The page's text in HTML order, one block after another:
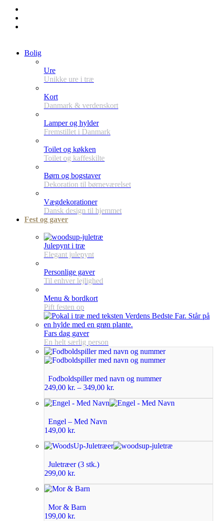
Bolig
Ure
Unikke ure i træ
Kort
Danmark & verdenskort
Lamper og hylder
Fremstillet i Danmark
Toilet og køkken
Toilet og kaffeskilte
Børn og bogstaver
Dekoration til børneværelset
Vægdekorationer
Dansk design til hjemmet
Fest og gaver
Julepynt i træ
Elegant julepynt
Personlige gaver
Til enhver lejlighed
Menu & bordkort
Pift festen op
Fars dag gaver
En helt særlig person
Fodboldspiller med navn og nummer
249,00 kr. – 349,00 kr.
Engel – Med Navn
149,00 kr.
Juletræer (3 stk.)
299,00 kr.
Mor & Barn
199,00 kr.